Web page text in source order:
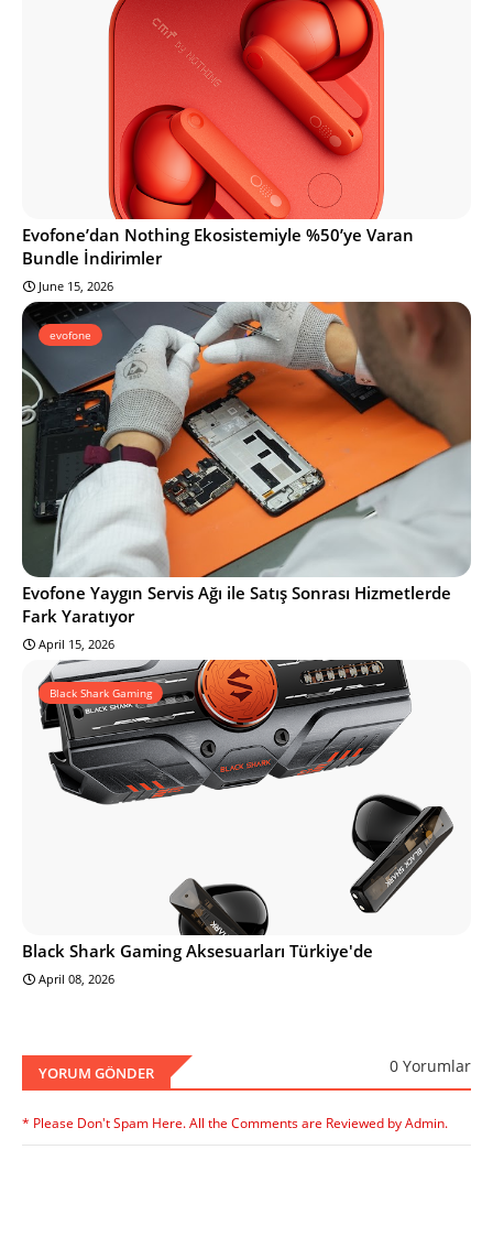
Evofone’dan Nothing Ekosistemiyle %50’ye Varan
Bundle İndirimler
June 15, 2026
evofone
Evofone Yaygın Servis Ağı ile Satış Sonrası Hizmetlerde
Fark Yaratıyor
April 15, 2026
Black Shark Gaming
Black Shark Gaming Aksesuarları Türkiye'de
April 08, 2026
YORUM GÖNDER 0 Yorumlar
* Please Don't Spam Here. All the Comments are Reviewed by Admin.